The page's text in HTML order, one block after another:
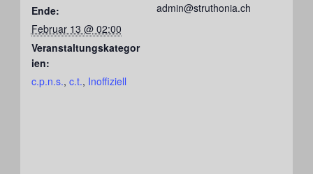
Ende:
Februar 13 @ 02:00
Veranstaltungskategor
ien:
c.p.n.s., c.t., Inoffiziell
admin@struthonia.ch